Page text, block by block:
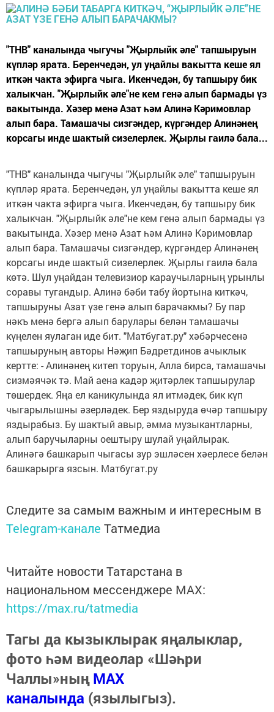
"ТНВ" каналында чыгучы "Җырлыйк әле" тапшыруын
күпләр ярата. Беренчедән, ул уңайлы вакытта кеше ял
иткән чакта эфирга чыга. Икенчедән, бу тапшыру бик
халыкчан. "Җырлыйк әле"не кем генә алып бармады үз
вакытында. Хәзер менә Азат һәм Алинә Кәримовлар
алып бара. Тамашачы сизгәндер, күргәндер Алинәнең
корсагы инде шактый сизелерлек. Җырлы гаилә бала...
"ТНВ" каналында чыгучы "Җырлыйк әле" тапшыруын
күпләр ярата. Беренчедән, ул уңайлы вакытта кеше ял
иткән чакта эфирга чыга. Икенчедән, бу тапшыру бик
халыкчан. "Җырлыйк әле"не кем генә алып бармады үз
вакытында. Хәзер менә Азат һәм Алинә Кәримовлар
алып бара. Тамашачы сизгәндер, күргәндер Алинәнең
корсагы инде шактый сизелерлек. Җырлы гаилә бала
көтә. Шул уңайдан телевизиор караучыларның урынлы
соравы тугандыр. Алинә бәби табу йортына киткәч,
тапшыруны Азат үзе генә алып барачакмы? Бу пар
нәкъ менә бергә алып барулары белән тамашачы
күңелен яулаган иде бит. "Матбугат.ру" хәбәрчесенә
тапшыруның авторы Нәҗип Бәдретдинов ачыклык
кертте: - Алинәнең китеп торуын, Алла бирса, тамашачы
сизмәячәк тә. Май аена кадәр җитәрлек тапшырулар
төшердек. Яңа ел каникулында ял итмәдек, бик күп
чыгарылышны әзерләдек. Бер яздыруда өчәр тапшыру
яздырабыз. Бу шактый авыр, әмма музыкантларны,
алып баручыларны оештыру шулай уңайлырак.
Алинәгә башкарып чыгасы зур эшләсен хәерлесе белән
башкарырга язсын. Матбугат.ру
Следите за самым важным и интересным в
Telegram-канале Татмедиа
Читайте новости Татарстана в
национальном мессенджере MАХ:
https://max.ru/tatmedia
Тагы да кызыклырак яңалыклар,
фото һәм видеолар «Шәһри
Чаллы»ныңMAX
каналында (язылыгыз).